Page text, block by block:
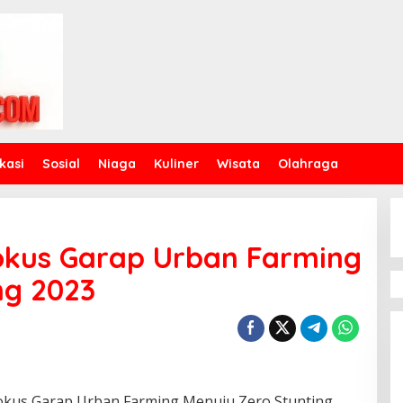
Sosial Niaga Kuliner Wisata Olahraga
Garap Urban Farming
2023